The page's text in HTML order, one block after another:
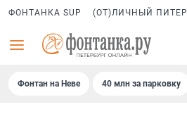
ФОНТАНКА SUP (ОТ)ЛИЧНЫЙ ПИТЕР
Фонтан на Неве 40 млн за парковку